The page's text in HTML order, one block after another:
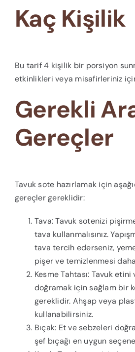
Kaç Kişilik
Bu tarif 4 kişilik bir porsiyon
etkinlikleri veya misafirleriniz
Gerekli
Gereçler
Tavuk sote hazırlamak için
gereçler gereklidir:
Tava: Tavuk sotenizi
tava kullanmalısınız.
tava tercih ederseniz,
pişer ve temizlenmesi
Kesme Tahtası: Tavuk
doğramak için sağlam bir
gereklidir. Ahşap veya
kullanabilirsiniz.
Bıçak: Et ve sebzeleri
şef bıçağı en uygun